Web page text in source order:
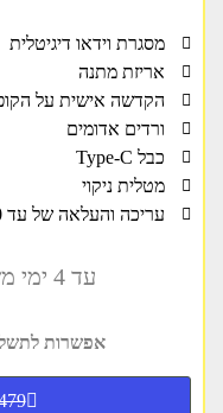
מסגרת וידאו דיגיטלית
אריזת מתנה
הקדשה אישית על
ורדים אדומים
כבל Type-C
מטלית ניקוי
עריכה והעלאה של עד
עד 4 ימי משלוח
אפשרות